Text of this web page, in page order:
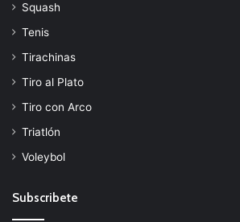
Squash
Tenis
Tirachinas
Tiro al Plato
Tiro con Arco
Triatlón
Voleybol
Subscribete